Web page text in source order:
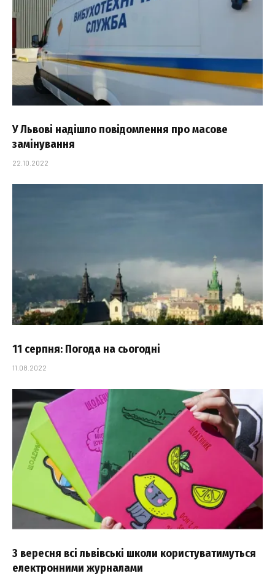
У Львові надішло повідомлення про масове
замінування
22.10.2022
11 серпня: Погода на сьогодні
11.08.2022
З вересня всі львівські школи користуватимуться
електронними журналами